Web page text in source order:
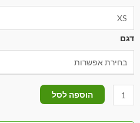
דגם
הוספה לסל